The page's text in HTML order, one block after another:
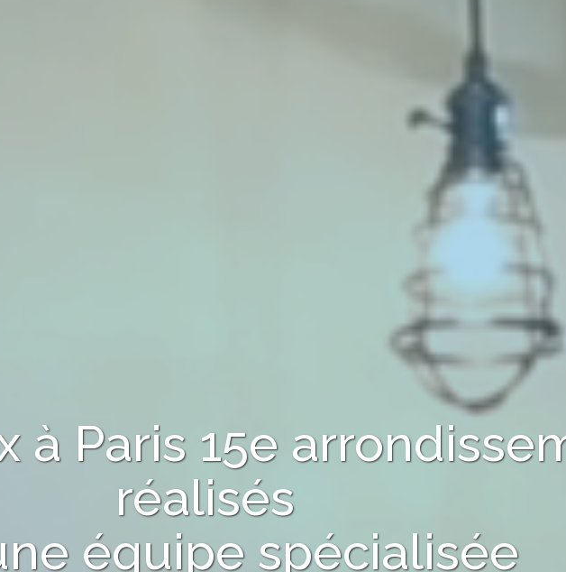
à Paris 15e
réalisés
équipe spécialisée